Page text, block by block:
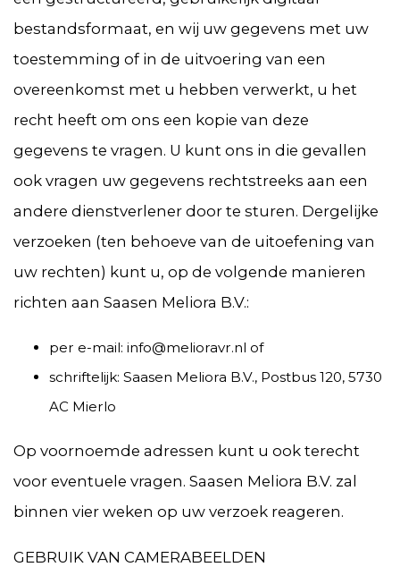
bestandsformaat, en wij uw gegevens met uw
toestemming of in de uitvoering van een
overeenkomst met u hebben verwerkt, u het
recht heeft om ons een kopie van deze
gegevens te vragen. U kunt ons in die gevallen
ook vragen uw gegevens rechtstreeks aan een
andere dienstverlener door te sturen. Dergelijke
verzoeken (ten behoeve van de uitoefening van
uw rechten) kunt u, op de volgende manieren
richten aan Saasen Meliora B.V.:
per e-mail: info@melioravr.nl of
schriftelijk: Saasen Meliora B.V., Postbus 120, 5730
AC Mierlo
Op voornoemde adressen kunt u ook terecht
voor eventuele vragen. Saasen Meliora B.V. zal
binnen vier weken op uw verzoek reageren.
GEBRUIK VAN CAMERABEELDEN